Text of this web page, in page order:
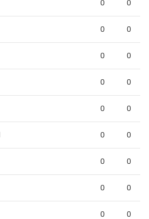
0 0
0 0
0 0
0 0
0 0
0 0
0 0
0 0
0 0